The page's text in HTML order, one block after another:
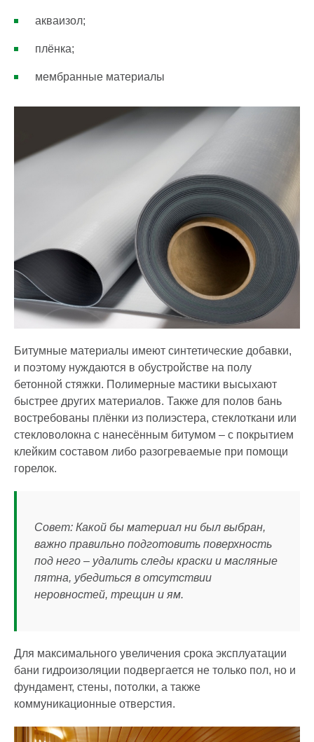
акваизол;
плёнка;
мембранные материалы
Битумные материалы имеют синтетические добавки,
и поэтому нуждаются в обустройстве на полу
бетонной стяжки. Полимерные мастики высыхают
быстрее других материалов. Также для полов бань
востребованы плёнки из полиэстера, стеклоткани или
стекловолокна с нанесённым битумом – с покрытием
клейким составом либо разогреваемые при помощи
горелок.
Совет: Какой бы материал ни был выбран,
важно правильно подготовить поверхность
под него – удалить следы краски и масляные
пятна, убедиться в отсутствии
неровностей, трещин и ям.
Для максимального увеличения срока эксплуатации
бани гидроизоляции подвергается не только пол, но и
фундамент, стены, потолки, а также
коммуникационные отверстия.